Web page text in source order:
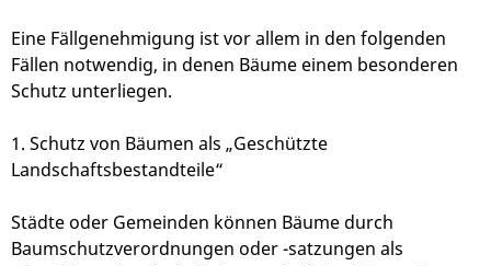
Eine Fällgenehmigung ist vor allem in den folgenden
Fällen notwendig, in denen Bäume einem besonderen
Schutz unterliegen.
1. Schutz von Bäumen als „Geschützte
Landschaftsbestandteile“
Städte oder Gemeinden können Bäume durch
Baumschutzverordnungen oder -satzungen als